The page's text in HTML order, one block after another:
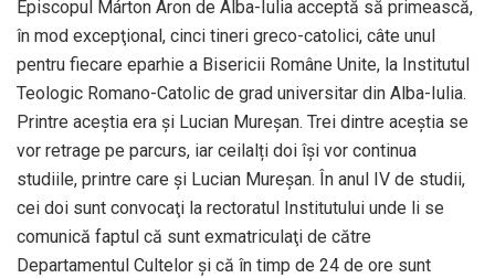
Episcopul Márton Áron de Alba-Iulia acceptă să primească,
în mod excepţional, cinci tineri greco-catolici, câte unul
pentru fiecare eparhie a Bisericii Române Unite, la Institutul
Teologic Romano-Catolic de grad universitar din Alba-Iulia.
Printre aceştia era şi Lucian Mureşan. Trei dintre aceștia se
vor retrage pe parcurs, iar ceilalți doi își vor continua
studiile, printre care şi Lucian Mureşan. În anul IV de studii,
cei doi sunt convocaţi la rectoratul Institutului unde li se
comunică faptul că sunt exmatriculaţi de către
Departamentul Cultelor şi că în timp de 24 de ore sunt